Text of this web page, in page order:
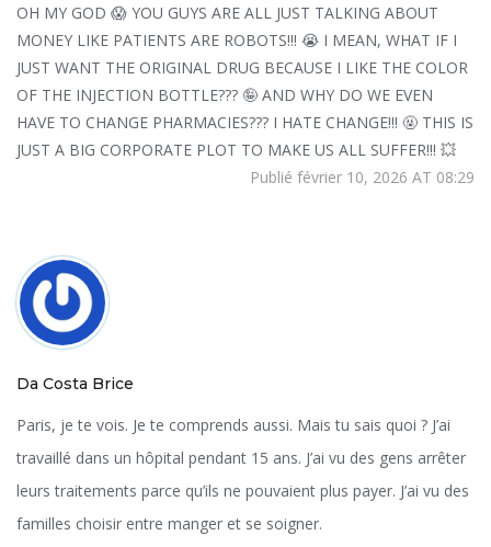
OH MY GOD 😱 YOU GUYS ARE ALL JUST TALKING ABOUT
MONEY LIKE PATIENTS ARE ROBOTS!!! 😭 I MEAN, WHAT IF I
JUST WANT THE ORIGINAL DRUG BECAUSE I LIKE THE COLOR
OF THE INJECTION BOTTLE??? 🤪 AND WHY DO WE EVEN
HAVE TO CHANGE PHARMACIES??? I HATE CHANGE!!! 🤬 THIS IS
JUST A BIG CORPORATE PLOT TO MAKE US ALL SUFFER!!! 💥
Publié février 10, 2026 AT 08:29
Da Costa Brice
Paris, je te vois. Je te comprends aussi. Mais tu sais quoi ? J’ai
travaillé dans un hôpital pendant 15 ans. J’ai vu des gens arrêter
leurs traitements parce qu’ils ne pouvaient plus payer. J’ai vu des
familles choisir entre manger et se soigner.